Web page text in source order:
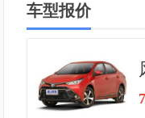
车型报价